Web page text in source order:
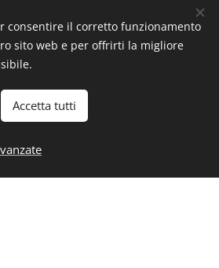
Museo Alfa
Romeo -
Arese >>
consentire il corretto funzionamento
sito web e per offrirti la migliore
Accetta tutti